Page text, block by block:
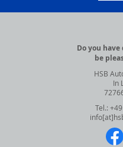
Do you
be
HSB
In
Tel.: